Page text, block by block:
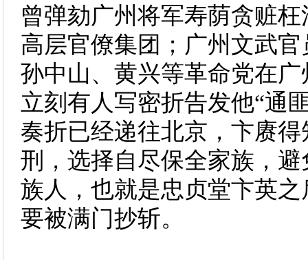
曾弹劾广州将军寿荫贪赃
高层官僚集团；广州文武
孙中山、黄兴等革命党在
立刻有人写密折告发他“通
奏折已经递往北京，卞赓
刑，选择自尽保全家族，
族人，也就是忠贞堂卞英
要被满门抄斩。